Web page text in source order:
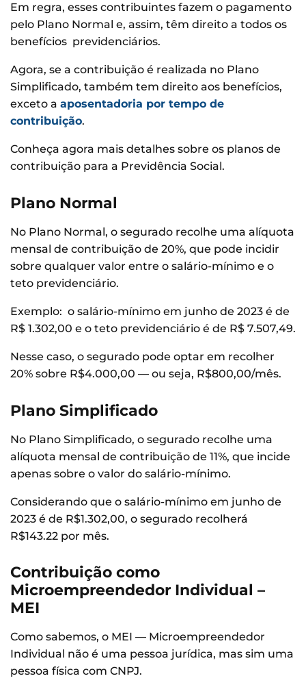
Em regra, esses contribuintes fazem o pagamento
pelo Plano Normal e, assim, têm direito a todos os
benefícios previdenciários.
Agora, se a contribuição é realizada no Plano
Simplificado, também tem direito aos benefícios,
exceto a aposentadoria por tempo de
contribuição.
Conheça agora mais detalhes sobre os planos de
contribuição para a Previdência Social.
Plano Normal
No Plano Normal, o segurado recolhe uma alíquota
mensal de contribuição de 20%, que pode incidir
sobre qualquer valor entre o salário-mínimo e o
teto previdenciário.
Exemplo: o salário-mínimo em junho de 2023 é de
R$ 1.302,00 e o teto previdenciário é de R$ 7.507,49.
Nesse caso, o segurado pode optar em recolher
20% sobre R$4.000,00 — ou seja, R$800,00/mês.
Plano Simplificado
No Plano Simplificado, o segurado recolhe uma
alíquota mensal de contribuição de 11%, que incide
apenas sobre o valor do salário-mínimo.
Considerando que o salário-mínimo em junho de
2023 é de R$1.302,00, o segurado recolherá
R$143.22 por mês.
Contribuição como
Microempreendedor Individual –
MEI
Como sabemos, o MEI — Microempreendedor
Individual não é uma pessoa jurídica, mas sim uma
pessoa física com CNPJ.